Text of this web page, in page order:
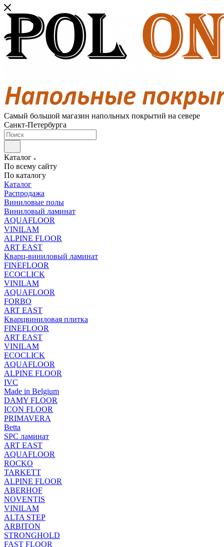
Самый большой магазин напольных покрытий на севере
Санкт-Петербурга
Каталог
По всему сайту
По каталогу
Каталог
Распродажа
Виниловые полы
Виниловый ламинат
AQUAFLOOR
VINILAM
ALPINE FLOOR
ART EAST
Кварц-виниловый ламинат
FINEFLOOR
ECOCLICK
VINILAM
AQUAFLOOR
FORBO
ART EAST
Кварцвиниловая плитка
FINEFLOOR
ART EAST
VINILAM
ECOCLICK
AQUAFLOOR
ALPINE FLOOR
IVC
Made in Belgium
DAMY FLOOR
ICON FLOOR
PRIMAVERA
Betta
SPC ламинат
ART EAST
AQUAFLOOR
ROCKO
TARKETT
ALPINE FLOOR
ABERHOF
NOVENTIS
VINILAM
ALTA STEP
ARBITON
STRONGHOLD
FAST FLOOR